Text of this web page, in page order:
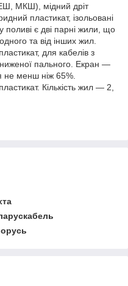
МКШ), мідний дріт
пластикат, ізольовані
поливі є дві парні жили, що
та від інших жил.
для кабелів з
пального. Екран —
не менш ніж 65%.
Кількість жил — 2,